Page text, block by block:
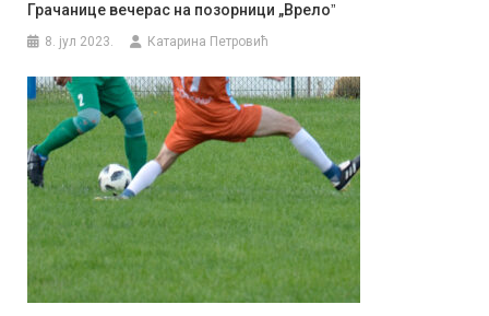
Грачанице вечерас на позорници „Врелоˮ
8. јул 2023. Катарина Петровић